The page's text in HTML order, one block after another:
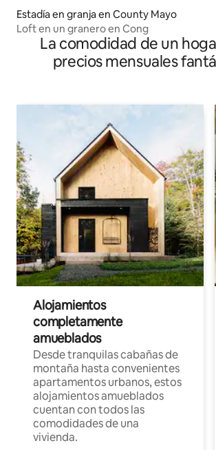
Estadía en granja en County Mayo
Loft en un granero en Cong
La comodidad de un
precios mensuales
Alojamientos
completamente
amueblados
Desde tranquilas cabañas de
montaña hasta convenientes
apartamentos urbanos, estos
alojamientos amueblados
cuentan con todos las
comodidades de una
vivienda.